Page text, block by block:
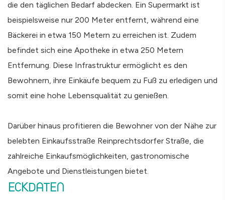
ECKDATEN
die den täglichen Bedarf abdecken. Ein Supermarkt ist
beispielsweise nur 200 Meter entfernt, während eine
Bäckerei in etwa 150 Metern zu erreichen ist. Zudem
befindet sich eine Apotheke in etwa 250 Metern
Entfernung. Diese Infrastruktur ermöglicht es den
Bewohnern, ihre Einkäufe bequem zu Fuß zu erledigen und
somit eine hohe Lebensqualität zu genießen.
Darüber hinaus profitieren die Bewohner von der Nähe zur
belebten Einkaufsstraße Reinprechtsdorfer Straße, die
zahlreiche Einkaufsmöglichkeiten, gastronomische
Angebote und Dienstleistungen bietet.